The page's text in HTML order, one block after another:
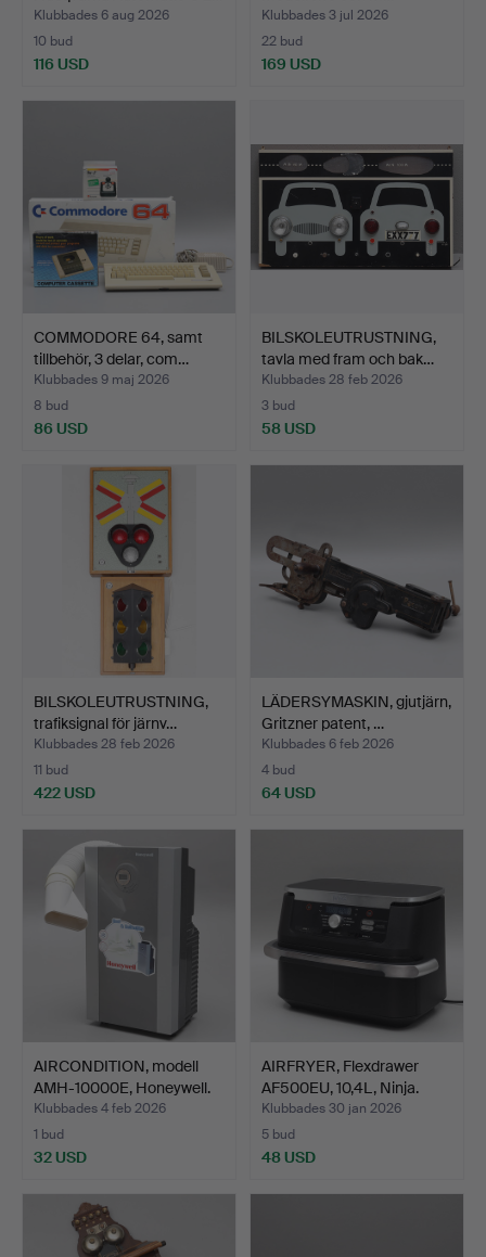
Klubbades 6 aug 2026
10 bud
116 USD
Klubbades 3 jul 2026
22 bud
169 USD
COMMODORE 64, samt
tillbehör, 3 delar, com…
Klubbades 9 maj 2026
8 bud
86 USD
BILSKOLEUTRUSTNING,
tavla med fram och bak…
Klubbades 28 feb 2026
3 bud
58 USD
BILSKOLEUTRUSTNING,
trafiksignal för järnv…
Klubbades 28 feb 2026
11 bud
422 USD
LÄDERSYMASKIN, gjutjärn,
Gritzner patent, …
Klubbades 6 feb 2026
4 bud
64 USD
AIRCONDITION, modell
AMH-10000E, Honeywell.
Klubbades 4 feb 2026
1 bud
32 USD
AIRFRYER, Flexdrawer
AF500EU, 10,4L, Ninja.
Klubbades 30 jan 2026
5 bud
48 USD